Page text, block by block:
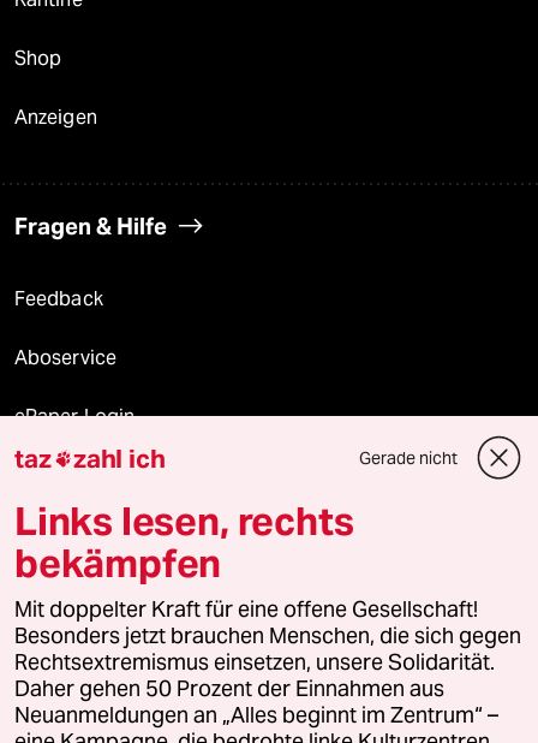
Shop
Anzeigen
Fragen & Hilfe
Feedback
Aboservice
ePaper Login
Downloads für Abonnierende
© 2026 taz Verlags und Vertriebs GmbH
Alle Rechte vorbehalten. Bei rechtlichen Fragen oder für Genehmigungen
wenden Sie sich bitte an lizenzen@taz.de
Feedback Redaktionsstatut Kommune-Richtlinien
taz zahl ich Gerade nicht
Links lesen, rechts
bekämpfen
Mit doppelter Kraft für eine offene Gesellschaft!
Besonders jetzt brauchen Menschen, die sich gegen
Rechtsextremismus einsetzen, unsere Solidarität.
Daher gehen 50 Prozent der Einnahmen aus
Neuanmeldungen an „Alles beginnt im Zentrum“ –